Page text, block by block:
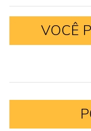
VOCÊ